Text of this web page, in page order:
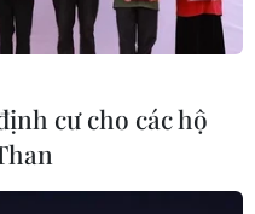
cư cho các hộ